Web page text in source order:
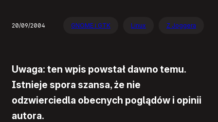
20/09/2004 GNOME i GTK Linux Z Joggera
Uwaga: ten wpis powstał dawno temu.
Istnieje spora szansa, że nie
odzwierciedla obecnych poglądów i opinii
autora.